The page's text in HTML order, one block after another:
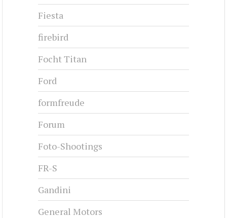
Fiesta
firebird
Focht Titan
Ford
formfreude
Forum
Foto-Shootings
FR-S
Gandini
General Motors